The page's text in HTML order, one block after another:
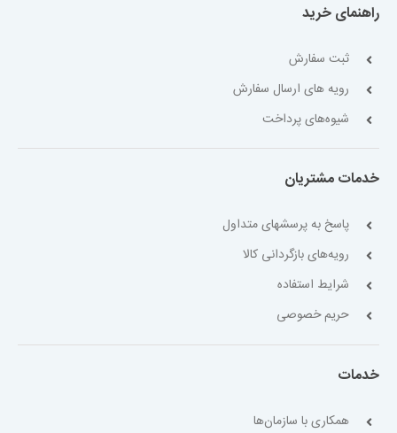
راهنمای خرید
ثبت سفارش
رویه های ارسال سفارش
شیوه‌های پرداخت
خدمات مشتریان
پاسخ به پرسشهای متداول
رویه‌های بازگردانی کالا
شرایط استفاده
حریم خصوصی
خدمات
همکاری با سازمان‌ها